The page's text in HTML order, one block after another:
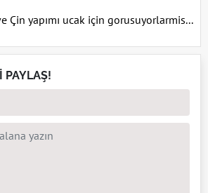
Çin yapımı ucak için gorusuyorlarmis...
PAYLAŞ!